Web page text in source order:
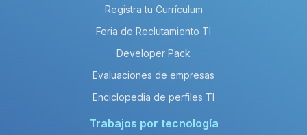
Registra tu Currículum
Feria de Reclutamiento TI
Developer Pack
Evaluaciones de empresas
Enciclopedia de perfiles TI
Trabajos por tecnología